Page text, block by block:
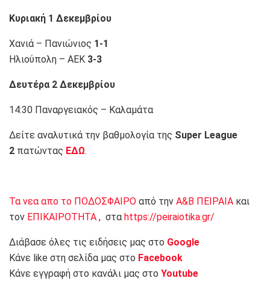
Κυριακή 1 Δεκεμβρίου
Χανιά – Πανιώνιος 1-1
Ηλιούπολη – ΑΕΚ 3-3
Δευτέρα 2 Δεκεμβρίου
14:30 Παναργειακός – Καλαμάτα
Δείτε αναλυτικά την βαθμολογία της Super League
2 πατώντας ΕΔΩ.
Τα νεα απο το ΠΟΔΟΣΦΑΙΡΟ από την Α&Β ΠΕΙΡΑΙΑ και
τον ΕΠΙΚΑΙΡΟΤΗΤΑ , στα https://peiraiotika.gr/
Διάβασε όλες τις ειδήσεις μας στο Google
Κάνε like στη σελίδα μας στο Facebook
Κάνε εγγραφή στο κανάλι μας στο Youtube